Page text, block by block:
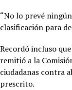
“No lo prevé
clasificación para
Recordó incluso
remitió a la
ciudadanas contra
prescrito.